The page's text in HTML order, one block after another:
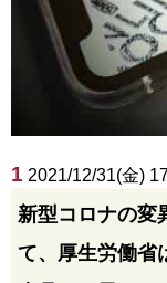
1 2021/12/31(金)
新型コロナの変
て、厚生労働省